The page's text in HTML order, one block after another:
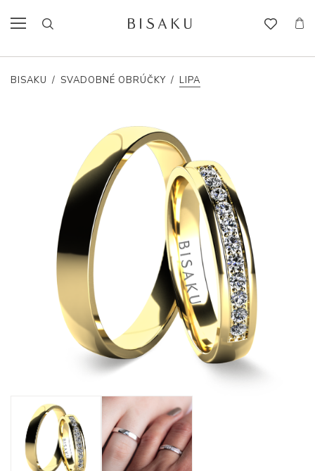
BISAKU / SVADOBNÉ OBRÚČKY / LIPA